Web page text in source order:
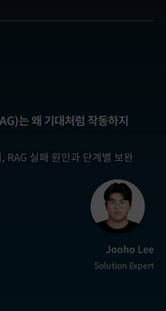
는 왜 기대처럼 작동하지
RAG 실패 원인과 단계별 보완
Jooho Lee
Solution Expert